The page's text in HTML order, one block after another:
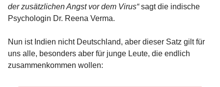
der zusätzlichen Angst vor dem Virus“sagt die indische
Psychologin Dr. Reena Verma.
Nun ist Indien nicht Deutschland, aber dieser Satz gilt für
uns alle, besonders aber für junge Leute, die endlich
zusammenkommen wollen: